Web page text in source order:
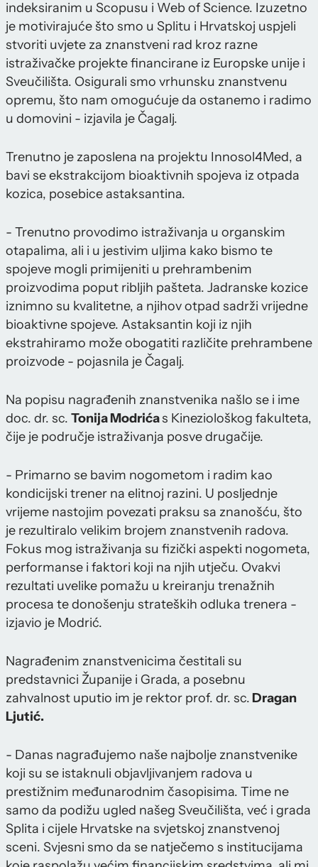
indeksiranim u Scopusu i Web of Science. Izuzetno
je motivirajuće što smo u Splitu i Hrvatskoj uspjeli
stvoriti uvjete za znanstveni rad kroz razne
istraživačke projekte financirane iz Europske unije i
Sveučilišta. Osigurali smo vrhunsku znanstvenu
opremu, što nam omogućuje da ostanemo i radimo
u domovini - izjavila je Čagalj.
Trenutno je zaposlena na projektu Innosol4Med, a
bavi se ekstrakcijom bioaktivnih spojeva iz otpada
kozica, posebice astaksantina.
- Trenutno provodimo istraživanja u organskim
otapalima, ali i u jestivim uljima kako bismo te
spojeve mogli primijeniti u prehrambenim
proizvodima poput ribljih pašteta. Jadranske kozice
iznimno su kvalitetne, a njihov otpad sadrži vrijedne
bioaktivne spojeve. Astaksantin koji iz njih
ekstrahiramo može obogatiti različite prehrambene
proizvode - pojasnila je Čagalj.
Na popisu nagrađenih znanstvenika našlo se i ime
doc. dr. sc. Tonija Modrićas Kineziološkog fakulteta,
čije je područje istraživanja posve drugačije.
- Primarno se bavim nogometom i radim kao
kondicijski trener na elitnoj razini. U posljednje
vrijeme nastojim povezati praksu sa znanošću, što
je rezultiralo velikim brojem znanstvenih radova.
Fokus mog istraživanja su fizički aspekti nogometa,
performanse i faktori koji na njih utječu. Ovakvi
rezultati uvelike pomažu u kreiranju trenažnih
procesa te donošenju strateških odluka trenera -
izjavio je Modrić.
Nagrađenim znanstvenicima čestitali su
predstavnici Županije i Grada, a posebnu
zahvalnost uputio im je rektor prof. dr. sc. Dragan
Ljutić.
- Danas nagrađujemo naše najbolje znanstvenike
koji su se istaknuli objavljivanjem radova u
prestižnim međunarodnim časopisima. Time ne
samo da podižu ugled našeg Sveučilišta, već i grada
Splita i cijele Hrvatske na svjetskoj znanstvenoj
sceni. Svjesni smo da se natječemo s institucijama